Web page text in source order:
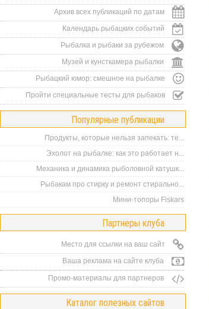
Архив всех публикаций по датам
Календарь рыбацких событий
Рыбалка и рыбаки за рубежом
Музей и кунсткамера рыбалки
Рыбацкий юмор: смешное на рыбалке
Пройти специальные тесты для рыбаков
Популярные публикации
Продукты, которые нельзя запекать: те...
Эхолот на рыбалке: как это работает н...
Механика и динамика рыболовной катушк...
Рыбакам про стирку и ремонт стирально...
Мини-топоры Fiskars
Партнеры клуба
Место для ссылки на ваш сайт
Ваша реклама на сайте клуба
Промо-материалы для партнеров
Каталог полезных сайтов